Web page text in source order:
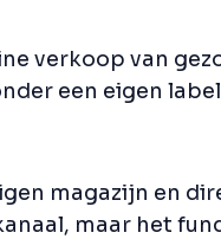
verkoop van
een eigen
magazijn en
maar het